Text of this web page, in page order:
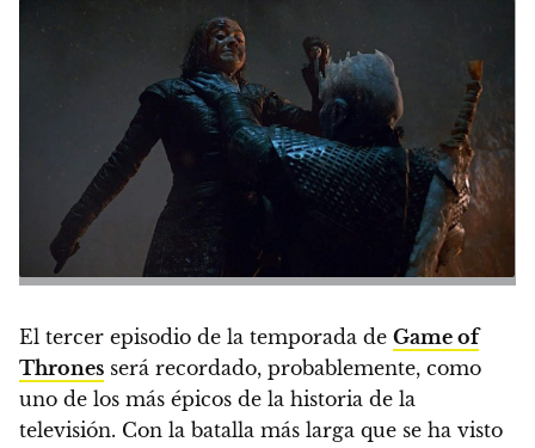
El tercer episodio de la temporada de Game of
Thrones será recordado, probablemente, como
uno de los más épicos de la historia de la
televisión. Con la batalla más larga que se ha visto